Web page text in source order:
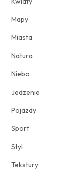
Mapy
Miasta
Natura
Niebo
Jedzenie
Pojazdy
Sport
Styl
Tekstury